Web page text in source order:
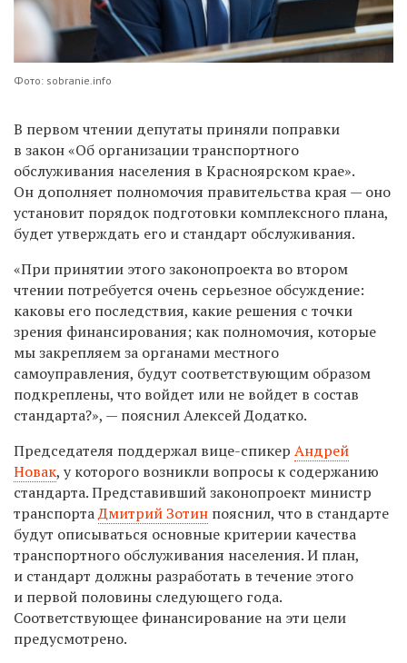
Фото: sobranie.info
В первом чтении депутаты приняли поправки
в закон «Об организации транспортного
обслуживания населения в Красноярском крае».
Он дополняет полномочия правительства края — оно
установит порядок подготовки комплексного плана,
будет утверждать его и стандарт обслуживания.
«При принятии этого законопроекта во втором
чтении потребуется очень серьезное обсуждение:
каковы его последствия, какие решения с точки
зрения финансирования; как полномочия, которые
мы закрепляем за органами местного
самоуправления, будут соответствующим образом
подкреплены, что войдет или не войдет в состав
стандарта?», — пояснил Алексей Додатко.
Председателя поддержал вице-спикер Андрей
Новак, у которого возникли вопросы к содержанию
стандарта. Представивший законопроект министр
транспортаДмитрий Зотин пояснил, что в стандарте
будут описываться основные критерии качества
транспортного обслуживания населения. И план,
и стандарт должны разработать в течение этого
и первой половины следующего года.
Соответствующее финансирование на эти цели
предусмотрено.